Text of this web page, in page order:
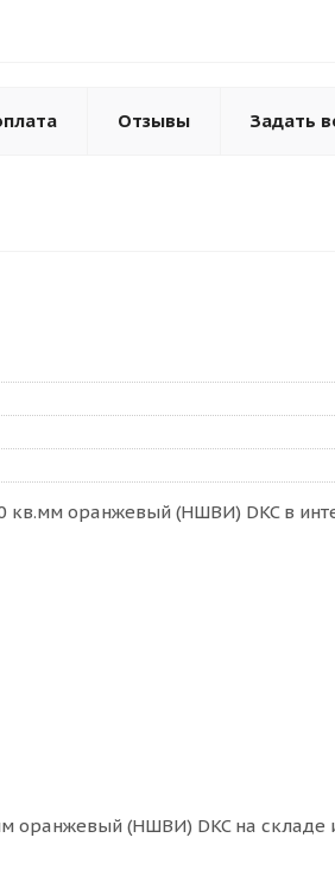
Отзывы Задать
оранжевый (НШВИ) DKC в
(НШВИ) DKC на